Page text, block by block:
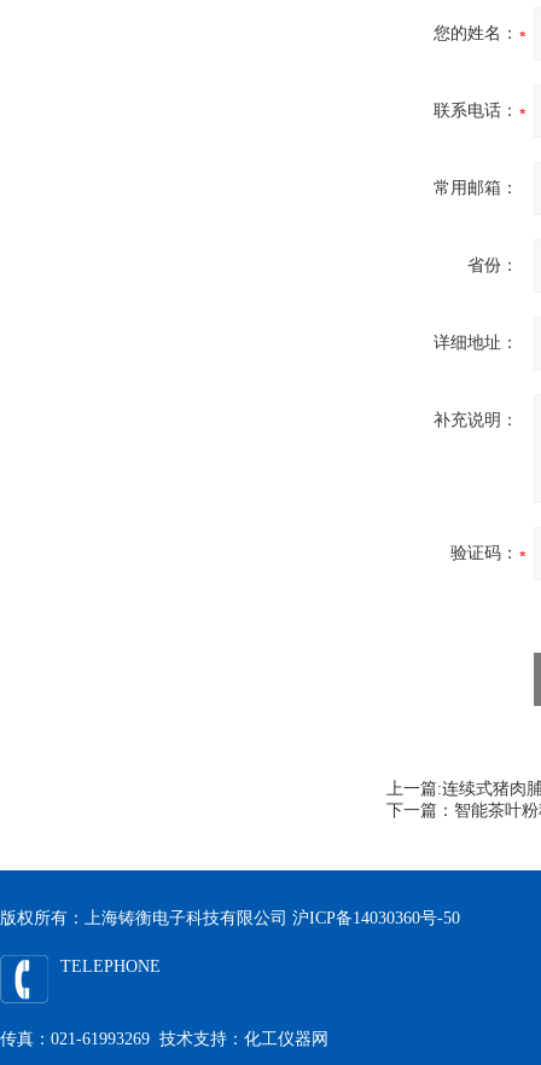
您的姓名：
联系电话：
常用邮箱：
省份：
详细地址：
补充说明：
验证码：
上一篇:连续式猪肉
下一篇： 智能茶叶
版权所有：上海铸衡电子科技有限公司 沪ICP备14030360号-50
TELEPHONE
传真：021-61993269 技术支持： 化工仪器网